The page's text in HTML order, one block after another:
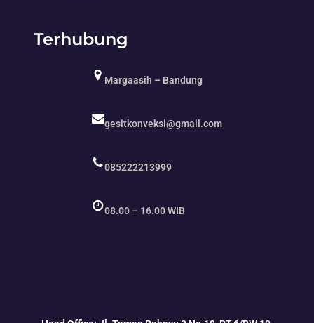
Terhubung
Margaasih – Bandung
gesitkonveksi@gmail.com
085222213999
08.00 – 16.00 WIB